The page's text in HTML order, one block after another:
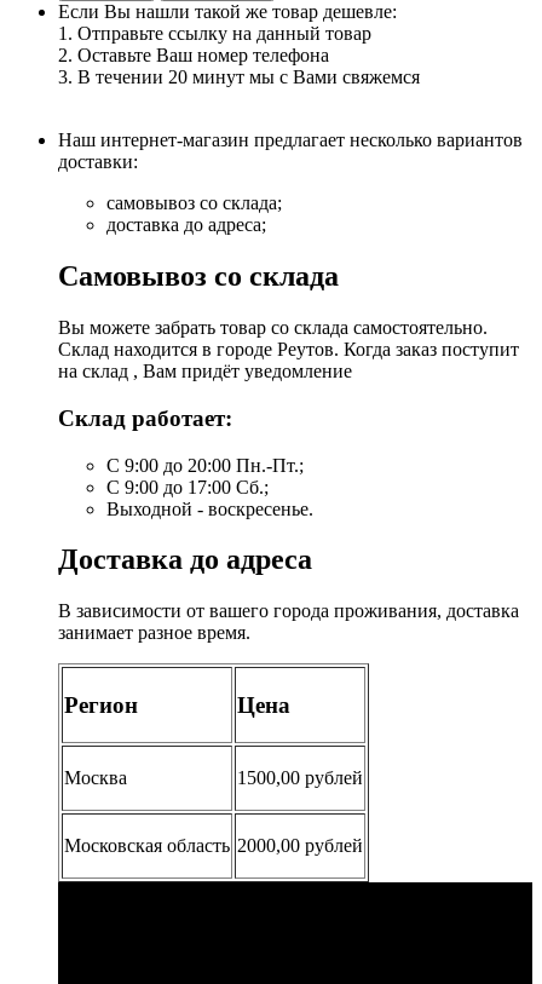
Если Вы нашли такой же товар дешевле:
1. Отправьте ссылку на данный товар
2. Оставьте Ваш номер телефона
3. В течении 20 минут мы с Вами свяжемся
Наш интернет-магазин предлагает несколько вариантов
доставки:
самовывоз со склада;
доставка до адреса;
Самовывоз со склада
Вы можете забрать товар со склада самостоятельно.
Склад находится в городе Реутов. Когда заказ поступит
на склад , Вам придёт уведомление
Склад работает:
С 9:00 до 20:00 Пн.-Пт.;
С 9:00 до 17:00 Сб.;
Выходной - воскресенье.
Доставка до адреса
В зависимости от вашего города проживания, доставка
занимает разное время.
Регион Цена
Москва 1500,00 рублей
Московская область 2000,00 рублей